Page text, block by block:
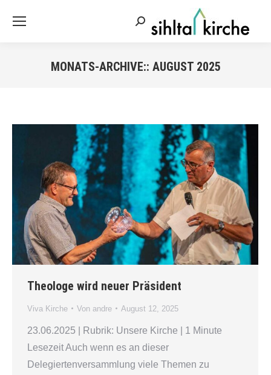
Search:
MONATS-ARCHIVE:: AUGUST 2025
Theologe wird neuer Präsident
Viva Kirche Von andre August 12, 2025
23.06.2025 | Rubrik: Unsere Kirche | 1 Minute
Lesezeit Auch wenn es an dieser
Delegiertenversammlung viele Themen zu